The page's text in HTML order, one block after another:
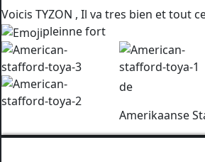
Voicis TYZON , Il va tres bien et tout
pleinne fort
de
Amerikaanse